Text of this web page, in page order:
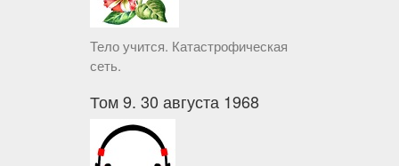
Тело учится. Катастрофическая
сеть.
Том 9. 30 августа 1968